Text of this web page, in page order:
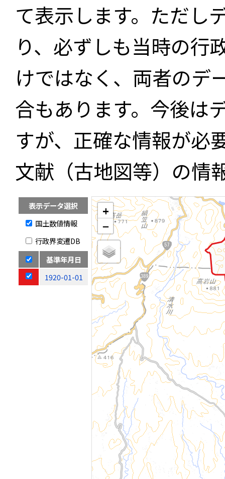
て表示します。ただし
り、必ずしも当時の行
けではなく、両者のデ
合もあります。今後は
すが、正確な情報が必
文献（古地図等）の情
表示データ選択
国土数値情報
行政界変遷DB
基準年月日
1920-01-01
+
−